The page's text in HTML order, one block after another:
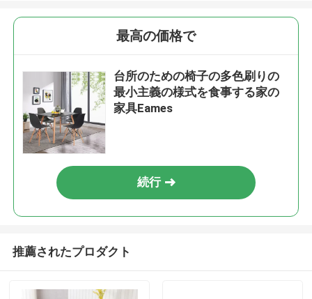
最高の価格で
台所のための椅子の多色刷りの
最小主義の様式を食事する家の
家具Eames
続行
推薦されたプロダクト